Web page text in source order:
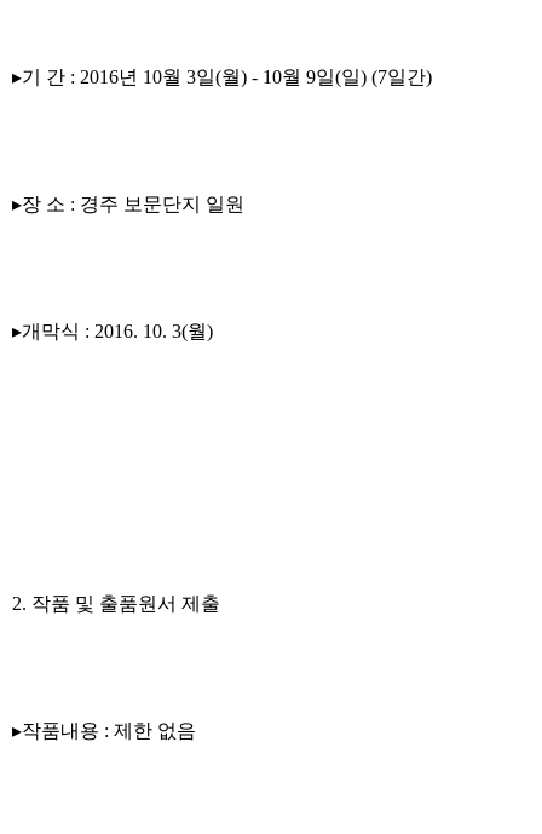
▸기 간 : 2016년 10월 3일(월) - 10월 9일(일) (7일간)
▸장 소 : 경주 보문단지 일원
▸개막식 : 2016. 10. 3(월)
2. 작품 및 출품원서 제출
▸작품내용 : 제한 없음